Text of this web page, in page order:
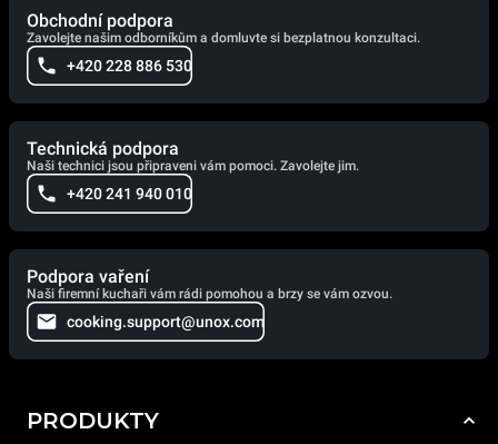
Obchodní podpora
Zavolejte našim odborníkům a domluvte si bezplatnou konzultaci.
+420 228 886 530
Technická podpora
Naši technici jsou připraveni vám pomoci. Zavolejte jim.
+420 241 940 010
Podpora vaření
Naši firemní kuchaři vám rádi pomohou a brzy se vám ozvou.
cooking.support@unox.com
PRODUKTY